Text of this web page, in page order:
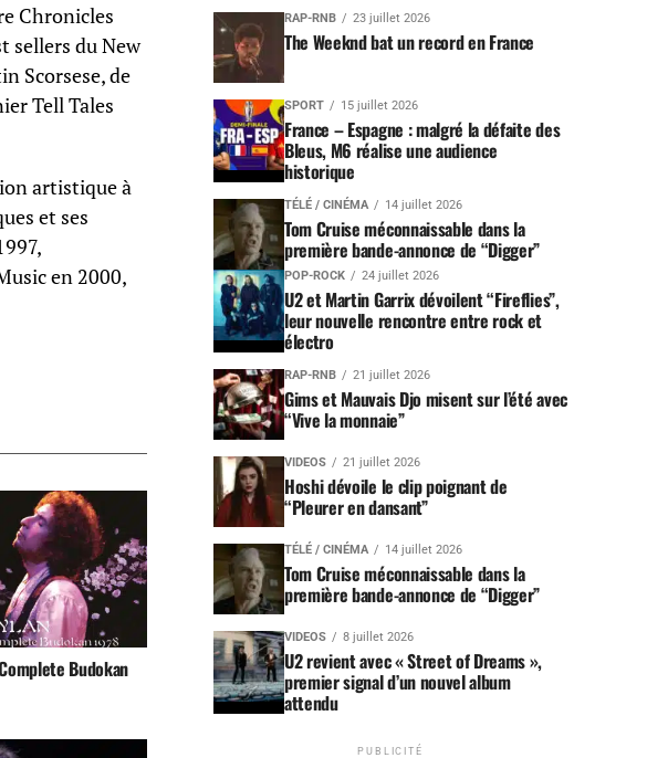
Chronicles
sellers du New
Scorsese, de
Tell Tales
artistique à
et ses
en 2000,
Budokan
RAP-RNB 23 juillet 2026
The Weeknd bat un record en France
SPORT 15 juillet 2026
France – Espagne : malgré la défaite des
Bleus, M6 réalise une audience
historique
TÉLÉ / CINÉMA 14 juillet 2026
Tom Cruise méconnaissable dans la
première bande-annonce de “Digger”
POP-ROCK 24 juillet 2026
U2 et Martin Garrix dévoilent “Fireflies”,
leur nouvelle rencontre entre rock et
électro
RAP-RNB 21 juillet 2026
Gims et Mauvais Djo misent sur l’été avec
“Vive la monnaie”
VIDEOS 21 juillet 2026
Hoshi dévoile le clip poignant de
“Pleurer en dansant”
TÉLÉ / CINÉMA 14 juillet 2026
Tom Cruise méconnaissable dans la
première bande-annonce de “Digger”
VIDEOS 8 juillet 2026
U2 revient avec « Street of Dreams »,
premier signal d’un nouvel album
attendu
PUBLICITÉ